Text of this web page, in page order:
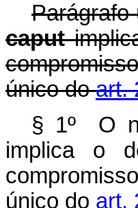
Parágrafo
caput
único doart.
§ 1º O
implica o
único do art.